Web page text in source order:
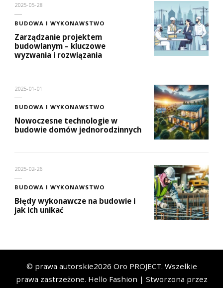
2025-05-28
BUDOWA I WYKONAWSTWO
Zarządzanie projektem
budowlanym – kluczowe
wyzwania i rozwiązania
2025-01-01
BUDOWA I WYKONAWSTWO
Nowoczesne technologie w
budowie domów jednorodzinnych
2025-02-26
BUDOWA I WYKONAWSTWO
Błędy wykonawcze na budowie i
jak ich unikać
© prawa autorskie2026 Oro PROJECT. Wszelkie
prawa zastrzeżone. Hello Fashion | Stworzona przez